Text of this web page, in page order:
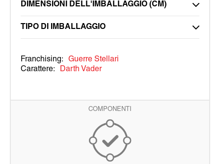
COMPONENTI
DIMENSIONI DELL'IMBALLAGGIO (CM)
TIPO DI IMBALLAGGIO
Franchising:
Guerre Stellari
Carattere:
Darth Vader